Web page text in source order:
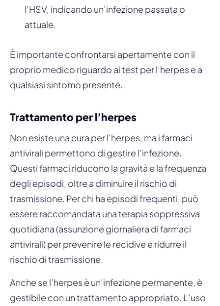
l’HSV, indicando un’infezione passata o
attuale.
È importante confrontarsi apertamente con il
proprio medico riguardo ai test per l’herpes e a
qualsiasi sintomo presente.
Trattamento per l’herpes
Non esiste una cura per l’herpes, ma i farmaci
antivirali permettono di gestire l’infezione.
Questi farmaci riducono la gravità e la frequenza
degli episodi, oltre a diminuire il rischio di
trasmissione. Per chi ha episodi frequenti, può
essere raccomandata una terapia soppressiva
quotidiana (assunzione giornaliera di farmaci
antivirali) per prevenire le recidive e ridurre il
rischio di trasmissione.
Anche se l’herpes è un’infezione permanente, è
gestibile con un trattamento appropriato. L’uso